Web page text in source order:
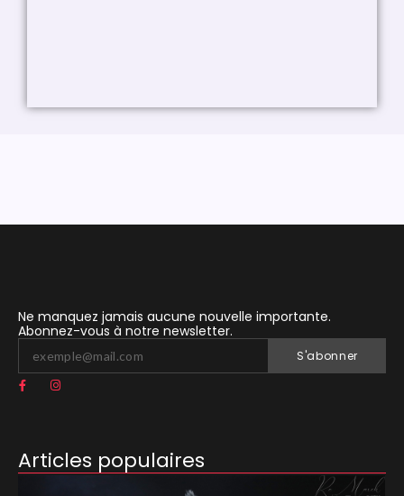
Ne manquez jamais aucune nouvelle importante.
Abonnez-vous à notre newsletter.
S'abonner
Articles populaires